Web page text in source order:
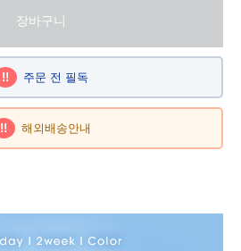
장바구니
!! 주문 전 필독
!! 해외배송안내